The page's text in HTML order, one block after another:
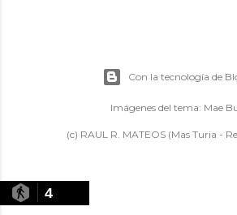
Con la tecnología de
Imágenes del tema: Mae
(c) RAUL R. MATEOS (Mas Turia -
4